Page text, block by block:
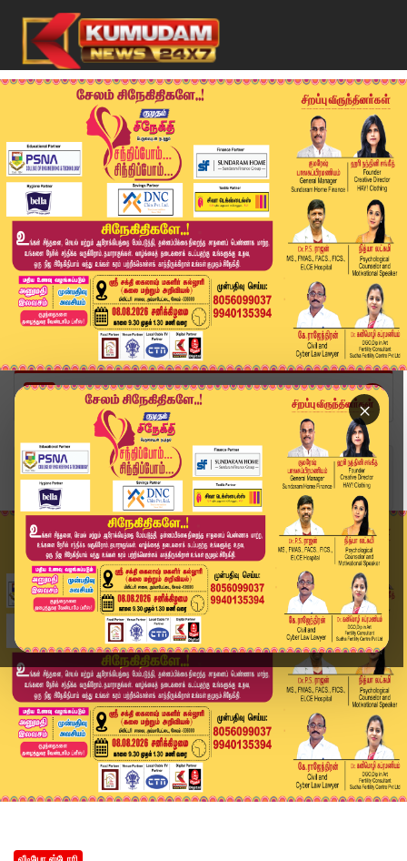
×
Home
வீடியோ ஸ்டோரி
சற்று நேரத்தில் புறப்படுகிறார் விஜய் | TVK Vija...